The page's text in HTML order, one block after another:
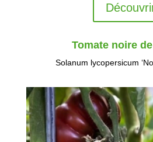
Tomate noire
Solanum lycopersicum